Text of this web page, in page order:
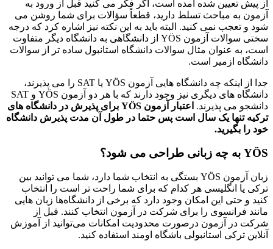
از پیش تعیین شده آمده است، اگر فکر می کنید قبل از ورود به
آزمون به مباحث تسلط دارید، قطعاً سؤالات برای شما روشن می
شود و تعجب نمی کنید. البته باید به این نکته نیز اشاره کرد که درجه
سختی سوالات آزمون YÖS از دانشگاهی به دانشگاه دیگر متفاوت
است، به عنوان مثال سوالات دانشگاه استانبول ساده تر از سوالات
دانشگاه ازمیر است.
جدا از اینکه چه دانشگاه هایی آزمون YÖS یا SAT را می پذیرند،
دانشگاه های دیگری نیز وجود دارند که با هر دو آزمون YÖS و SAT
دانشجو می پذیرند. اعتبار آزمون
برای پذیرش در دانشگاه های
ترکیه تنها یک سال است پس حتما در طول آن مدت پذیرش دانشگاه
خود را بگیرید.
YÖS به چه زبانی طراحی می شود؟
زبان آزمون YÖS بستگی به انتخاب شما دارد، شما می توانید بین
ترکی یا انگلیسی هر کدام که برای شما راحت تر است را انتخاب
کنید و حتی این امکان وجود دارد که برخی از دانشگاه‌ها زبان هایی
مانند فرانسوی را برای شرکت در آزمون انتخاب کنند. قبل از
شرکت در آزمون درصورت محدودیت امکانات می‌توانید از آموزش
آنلاین ترکی استانبولی باشگاه اومند استفاده کنید.